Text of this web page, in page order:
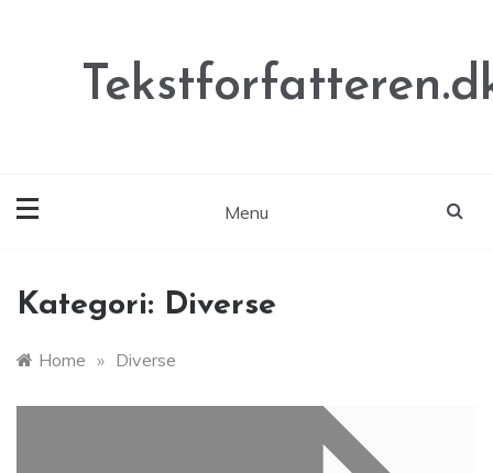
Menu
Kategori: Diverse
Home » Diverse